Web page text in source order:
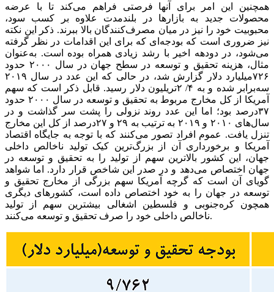
همچنین این امر برای آنها فرصتی فراهم می‌کند تا با عرضه
محصولات جدید به بازارها در بلندمدت علاوه بر کسب سود،
محبوبیت خود را نیز در میان مصرف‌کنندگان بالا ببرند. ذکر این نکته
نیز ضروری است که بودجه‌ای که برای این اقدامات در نظر گرفته
می‌شود، در دودهه اخیر با رشد زیادی همراه بوده است. به‌عنوان
مثال، هزینه تحقیق و توسعه در سطح جهان در سال ۲۰۰۰ حدود
۷۲۶میلیارد دلار گزارش شد، در حالی که این عدد در سال ۲۰۱۹
سه‌برابر شده و به ۴/ ۲تریلیون دلار رسید. قابل ذکر است که سهم
آمریکا از کل مخارج مربوط به تحقیق و توسعه در سال ۲۰۰۰ حدود
۳۷‌درصد بود؛ اما این عدد روند نزولی را پشت سر گذاشت و در
سال‌های ۲۰۱۰ و ۲۰۱۹ به ترتیب به ۲۹ و ۲۷‌درصد از کل این مخارج
تنزل یافت. عموم افراد تصور می‌کنند که با توجه به جایگاه اقتصاد
آمریکا و برخورداری آن از بزرگ‌ترین کیک تولید ناخالص داخلی
جهان، این کشور بالاترین سهم از تولید را به تحقیق و توسعه در
جهان اختصاص می‌دهد و در صدر این شاخص قرار دارد. اما شواهد
گویای آن است که گرچه آمریکا سهم بزرگی از مخارج تحقیق و
توسعه در جهان را به خود اختصاص داده است، کشورهای دیگری
همچون کره‌‌‌جنوبی و فلسطین اشغالی بیشترین سهم از تولید
ناخالص داخلی خود را صرف تحقیق و توسعه می‌کنند.